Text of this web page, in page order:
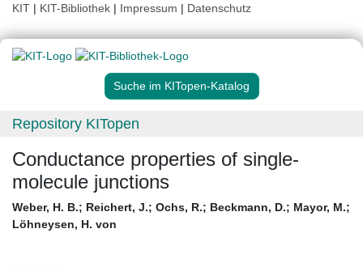
KIT | KIT-Bibliothek | Impressum | Datenschutz
Suche im KITopen-Katalog
Repository KITopen
Conductance properties of single-
molecule junctions
Weber, H. B.; Reichert, J.; Ochs, R.; Beckmann, D.; Mayor, M.;
Löhneysen, H. von